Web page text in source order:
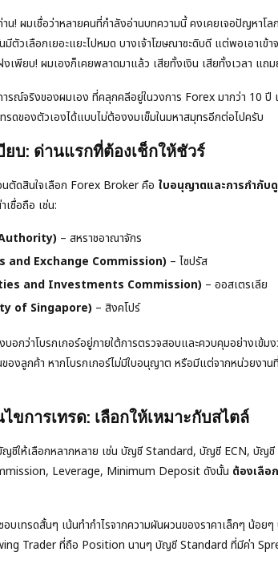
! ผมเชื่อว่าหลายคนที่กำลังอ่านบทความนี้ คงเคยเจอปัญหาโ
มีตัวเลือกเยอะแยะไปหมด บางเจ้าโฆษณาซะดิบดี แต่พอเอาเข้
พียบ! ผมเองก็เคยพลาดมาแล้ว เสียทั้งเงิน เสียทั้งเวลา แถ
ารณ์จริงของผมเอง ที่คลุกคลีอยู่ในวงการ Forex มากว่า 10
รดของตัวเองได้แบบไม่ต้องงมเข็มในมหาสมุทรอีกต่อไปครับ
บ: ด่านแรกที่ต้องเช็กให้ชัวร์
ตัดสินใจเลือก Forex Broker คือ ใบอนุญาตและการกำกับ
ชื่อถือ เช่น:
– สหราชอาณาจักร
and Exchange Commission) – ไซปรัส
and Investments Commission) – ออสเตรเลีย
of Singapore) – สิงคโปร์
อกว่าโบรกเกอร์อยู่ภายใต้การตรวจสอบและควบคุมอย่างเข้ม
องลูกค้า หากโบรกเกอร์ไม่มีใบอนุญาต หรือมีแต่จากหน่วยงาน
ขการเทรด: เลือกให้เหมาะกับสไตล์
ชีให้เลือกหลากหลาย เช่น บัญชี Standard, บัญชี ECN, บัญชี
Leverage, Minimum Deposit ดังนั้น ต้องเลือ
เทรดสั้นๆ เน้นทำกำไรจากความผันผวนของราคาเล็กๆ น้อย
Trader ที่ถือ Position นานๆ บัญชี Standard ที่มีค่า